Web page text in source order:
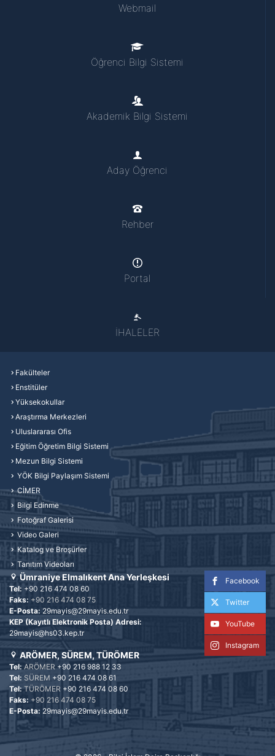
Webmail
Öğrenci Bilgi Sistemi
Akademik Bilgi Sistemi
Aday Öğrenci
Rehber
Portal
İHALELER
Fakülteler
Enstitüler
Yüksekokullar
Araştırma Merkezleri
Uluslararası Ofis
Eğitim Öğretim Bilgi Sistemi
Mezun Bilgi Sistemi
YÖK Bilgi Paylaşım Sistemi
CİMER
Bilgi Edinme
Fotoğraf Galerisi
Video Galeri
Katalog ve Broşürler
Tanıtım Videoları
Facebook
Twitter
YouTube
Instagram
Ümraniye Elmalıkent Ana Yerleşkesi
Tel: +90 216 474 08 60
Faks: +90 216 474 08 75
E-Posta: 29mayis@29mayis.edu.tr
KEP (Kayıtlı Elektronik Posta) Adresi:
29mayis@hs03.kep.tr
ARÖMER, SÜREM, TÜRÖMER
Tel: ARÖMER +90 216 988 12 33
Tel: SÜREM +90 216 474 08 61
Tel:TÜRÖMER +90 216 474 08 60
Faks: +90 216 474 08 75
E-Posta: 29mayis@29mayis.edu.tr